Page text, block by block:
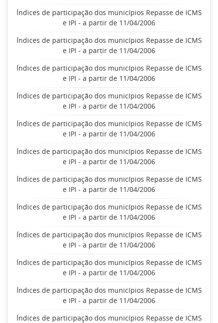
Índices de participação dos municípios Repasse de ICMS
e IPI - a partir de 11/04/2006
Índices de participação dos municípios Repasse de ICMS
e IPI - a partir de 11/04/2006
Índices de participação dos municípios Repasse de ICMS
e IPI - a partir de 11/04/2006
Índices de participação dos municípios Repasse de ICMS
e IPI - a partir de 11/04/2006
Índices de participação dos municípios Repasse de ICMS
e IPI - a partir de 11/04/2006
Índices de participação dos municípios Repasse de ICMS
e IPI - a partir de 11/04/2006
Índices de participação dos municípios Repasse de ICMS
e IPI - a partir de 11/04/2006
Índices de participação dos municípios Repasse de ICMS
e IPI - a partir de 11/04/2006
Índices de participação dos municípios Repasse de ICMS
e IPI - a partir de 11/04/2006
Índices de participação dos municípios Repasse de ICMS
e IPI - a partir de 11/04/2006
Índices de participação dos municípios Repasse de ICMS
e IPI - a partir de 11/04/2006
Índices de participação dos municípios Repasse de ICMS